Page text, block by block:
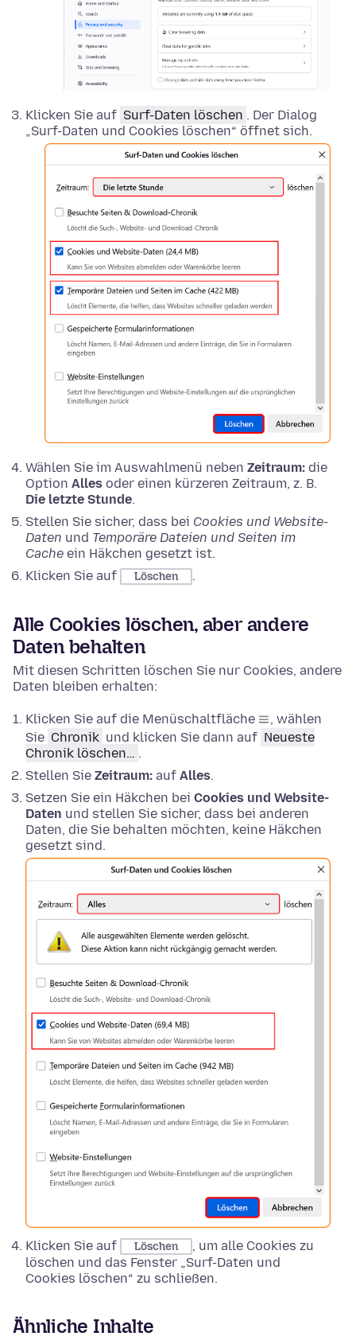
Klicken Sie auf Surf-Daten löschen . Der Dialog
„Surf-Daten und Cookies löschen“ öffnet sich.
Wählen Sie im Auswahlmenü neben Zeitraum: die
Option Alles oder einen kürzeren Zeitraum, z. B.
Die letzte Stunde.
Stellen Sie sicher, dass bei Cookies und Website-
Daten und Temporäre Dateien und Seiten im
Cache ein Häkchen gesetzt ist.
Klicken Sie auf
Löschen .
Alle Cookies löschen, aber andere
Daten behalten
Mit diesen Schritten löschen Sie nur Cookies, andere
Daten bleiben erhalten:
Klicken Sie auf die Menüschaltfläche
, wählen
Sie Chronik und klicken Sie dann auf Neueste
Chronik löschen… .
Stellen Sie Zeitraum: auf Alles.
Setzen Sie ein Häkchen bei Cookies und Website-
Daten und stellen Sie sicher, dass bei anderen
Daten, die Sie behalten möchten, keine Häkchen
gesetzt sind.
Klicken Sie auf Löschen
, um alle Cookies zu
löschen und das Fenster „Surf-Daten und
Cookies löschen“ zu schließen.
Ähnliche Inhalte